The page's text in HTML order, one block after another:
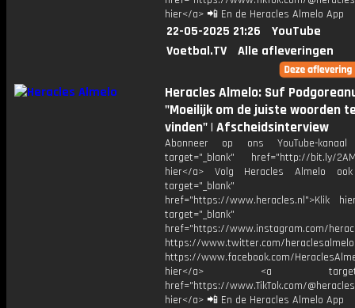
hier</a> 📲 En de Heracles Almelo App
22-05-2025 21:26
YouTube
Voetbal.TV
Alle afleveringen
Heracles Almelo: Suf
"Moeilijk om de juiste woorden
vinden" | Afscheidsinterview
Abonneer op ons YouTube-
target="_blank" href="http://bit.ly/
hier</a> Volg Heracles Almelo
target="_blank"
href="https://www.heracles.nl">Klik
target="_blank"
href="https://www.instagram.com/
https://www.twitter.com/heraclesalmelo
https://www.facebook.com/
hier</a> <a
href="https://www.TikTok.com/
hier</a> 📲 En de Heracles Almelo App